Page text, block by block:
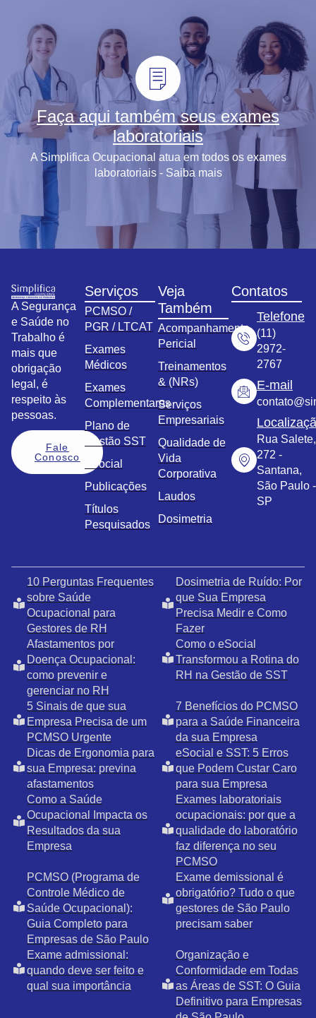
Faça aqui também seus exames
laboratoriais
A Simplifica Ocupacional atua em todos os exames
laboratoriais - Saiba mais
A Segurança
e Saúde no
Trabalho é
mais que
obrigação
legal, é
respeito às
pessoas.
Fale
Conosco
Serviços
PCMSO /
PGR / LTCAT
Exames
Médicos
Exames
Complementares
Plano de
Gestão SST
eSocial
Publicações
Títulos
Pesquisados
Veja
Também
Acompanhamento
Pericial
Treinamentos
& (NRs)
Serviços
Empresariais
Qualidade de
Vida
Corporativa
Laudos
Dosimetria
Contatos
Telefone
(11)
2972-
2767
E-mail
Rua Salete,
272 -
Santana,
São Paulo -
SP
10 Perguntas Frequentes
sobre Saúde
Ocupacional para
Gestores de RH
Dosimetria de Ruído: Por
que Sua Empresa
Precisa Medir e Como
Fazer
Afastamentos por
Doença Ocupacional:
como prevenir e
gerenciar no RH
Como o eSocial
Transformou a Rotina do
RH na Gestão de SST
5 Sinais de que sua
Empresa Precisa de um
PCMSO Urgente
7 Benefícios do PCMSO
para a Saúde Financeira
da sua Empresa
Dicas de Ergonomia para
sua Empresa: previna
afastamentos
eSocial e SST: 5 Erros
que Podem Custar Caro
para sua Empresa
Como a Saúde
Ocupacional Impacta os
Resultados da sua
Empresa
Exames laboratoriais
ocupacionais: por que a
qualidade do laboratório
faz diferença no seu
PCMSO
PCMSO (Programa de
Controle Médico de
Saúde Ocupacional):
Guia Completo para
Empresas de São Paulo
Exame demissional é
obrigatório? Tudo o que
gestores de São Paulo
precisam saber
Exame admissional:
quando deve ser feito e
qual sua importância
Organização e
Conformidade em Todas
as Áreas de SST: O Guia
Definitivo para Empresas